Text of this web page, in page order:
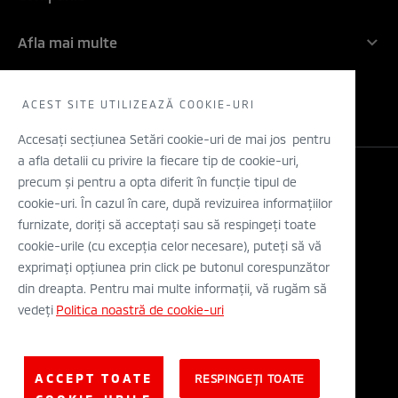
Retea dealeri
Inovatie
Electric
Concept cars
Stiri
Afla mai multe
Solicita un TEST DRIVE
Retea dealeri
Descarca o brosura
Configurator
Legal si Protectia Datelor cu Caracter Personal
Termeni si conditii
A.N.P.C.
Eticheta Europeana a Anvelopelor
Solutionarea alternativa a litigiilor
Solutionarea online a litigiilor
ACEST SITE UTILIZEAZĂ COOKIE-URI
Accesați secțiunea Setări cookie-uri de mai jos pentru
a afla detalii cu privire la fiecare tip de cookie-uri,
precum și pentru a opta diferit în funcție tipul de
cookie-uri. În cazul în care, după revizuirea informațiilor
furnizate, doriți să acceptați sau să respingeți toate
cookie-urile (cu excepția celor necesare), puteți să vă
exprimați opțiunea prin click pe butonul corespunzător
din dreapta. Pentru mai multe informații, vă rugăm să
vedeți Politica noastră de cookie-uri
ACCEPT TOATE
RESPINGEȚI TOATE